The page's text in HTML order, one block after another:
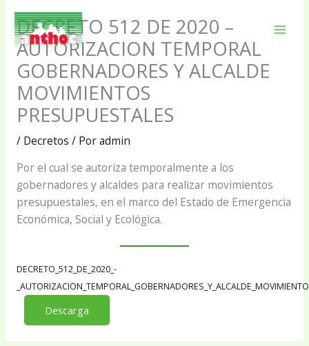
contenido
DECRETO 512 DE 2020 –
AUTORIZACION TEMPORAL
GOBERNADORES Y ALCALDE
MOVIMIENTOS
PRESUPUESTALES
/ Decretos / Poradmin
Por el cual se autoriza temporalmente a los
gobernadores y alcaldes para realizar movimientos
presupuestales, en el marco del Estado de Emergencia
Económica, Social y Ecológica.
DECRETO_512_DE_2020_-
Descarga